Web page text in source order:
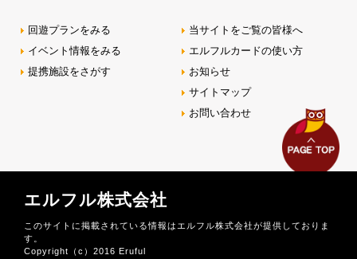
回遊プランをみる
イベント情報をみる
提携施設をさがす
当サイトをご覧の皆様へ
エルフルカードの使い方
お知らせ
サイトマップ
お問い合わせ
エルフル株式会社
このサイトに掲載されている情報はエルフル株式会社が提供しておりま
す。
Copyright（c）2016 Eruful